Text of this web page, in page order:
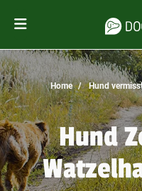
Home Hund
Hund